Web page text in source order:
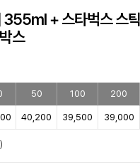
355ml + 스타벅스 스
박스
50 100 200
40,200 39,500 39,000